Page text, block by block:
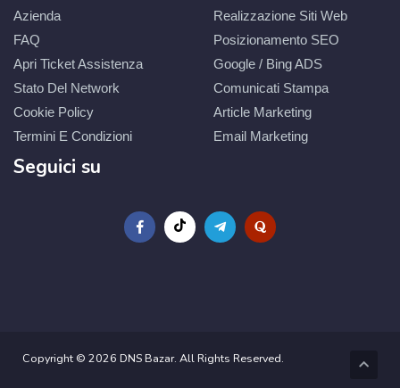
Azienda
FAQ
Apri Ticket Assistenza
Stato Del Network
Cookie Policy
Termini E Condizioni
Realizzazione Siti Web
Posizionamento SEO
Google / Bing ADS
Comunicati Stampa
Article Marketing
Email Marketing
Seguici su
Copyright © 2026 DNS Bazar. All Rights Reserved.